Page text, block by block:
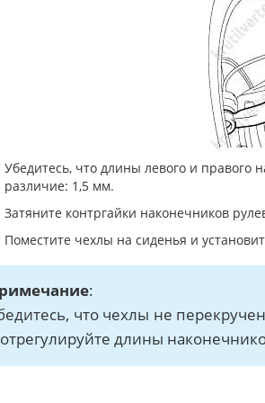
Убедитесь, что длины левого и
различие: 1,5 мм.
Затяните контргайки наконечников
Поместите чехлы на сиденья и
:
что чехлы не
длины